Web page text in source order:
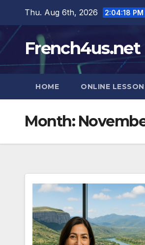
content
Thu. Aug 6th, 2026 2:04:20 PM
French4us.net
HOME ONLINE
Month: